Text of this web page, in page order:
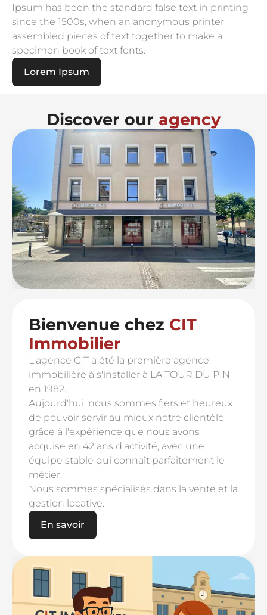
Ipsum has been the standard false text in printing
since the 1500s, when an anonymous printer
assembled pieces of text together to make a
specimen book of text fonts.
Lorem Ipsum
Discover our agency
Bienvenue chez CIT
Immobilier
L'agence CIT a été la première agence
immobilière à s'installer à LA TOUR DU PIN
en 1982.
Aujourd'hui, nous sommes fiers et heureux
de pouvoir servir au mieux notre clientèle
grâce à l'expérience que nous avons
acquise en 42 ans d'activité, avec une
équipe stable qui connaît parfaitement le
métier.
Nous sommes spécialisés dans la vente et la
gestion locative.
En savoir